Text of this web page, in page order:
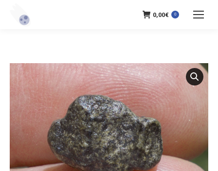
0,00€ 0